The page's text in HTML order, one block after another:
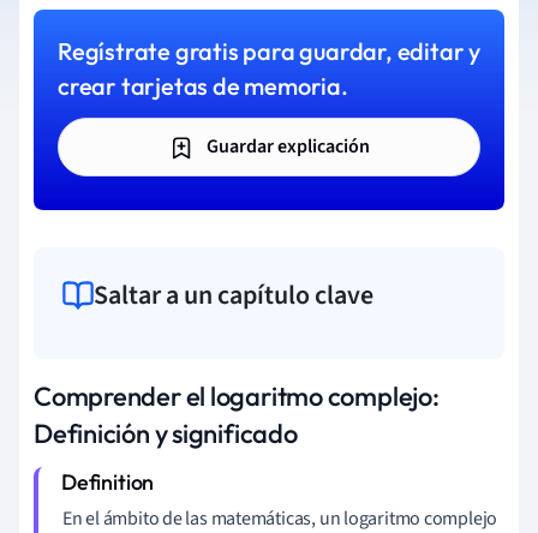
Regístrate gratis para guardar, editar y
crear tarjetas de memoria.
Guardar explicación
Saltar a un capítulo clave
Comprender el logaritmo complejo:
Definición y significado
En el ámbito de las matemáticas, un logaritmo complejo